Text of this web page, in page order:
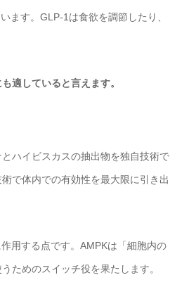
ます。GLP-1は食欲を調節したり、
適していると言えます。
ハイビスカスの抽出物を独自技術で
で体内での有効性を最大限に引き出
用する点です。AMPKは「細胞内の
ためのスイッチ役を果たします。